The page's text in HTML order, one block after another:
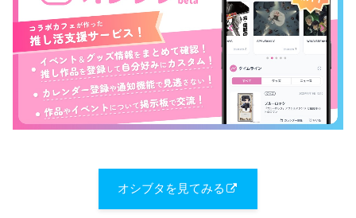
オシブタを見てみる